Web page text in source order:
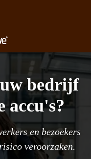
bedrijf
accu's?
en bezoekers
veroorzaken.